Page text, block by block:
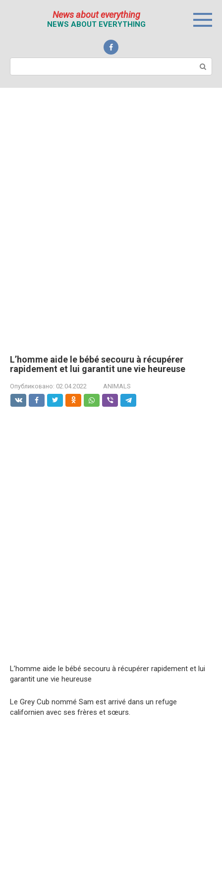
News about everything
NEWS ABOUT EVERYTHING
Поиск:
L’homme aide le bébé secouru à récupérer
rapidement et lui garantit une vie heureuse
Опубликовано: 02.04.2022 ANIMALS
L’homme aide le bébé secouru à récupérer rapidement et lui
garantit une vie heureuse
Le Grey Cub nommé Sam est arrivé dans un refuge
californien avec ses frères et sœurs.